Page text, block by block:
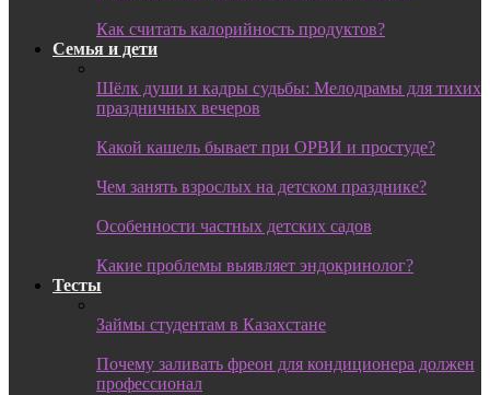
Как считать калорийность продуктов?
Семья и дети
Шёлк души и кадры судьбы: Мелодрамы для тихих
праздничных вечеров
Какой кашель бывает при ОРВИ и простуде?
Чем занять взрослых на детском празднике?
Особенности частных детских садов
Какие проблемы выявляет эндокринолог?
Тесты
Займы студентам в Казахстане
Почему заливать фреон для кондиционера должен
профессионал